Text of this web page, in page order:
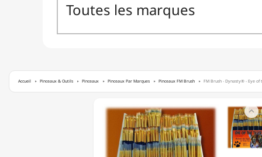
Accueil Pinceaux & Outils Pinceaux Pinceaux Par Marques Pinceaux FM Brush FM Brush - Dynasty® - Eye of
